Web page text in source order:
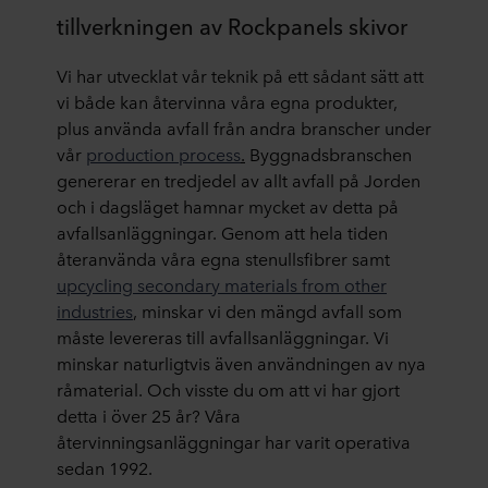
tillverkningen av Rockpanels skivor
Vi har utvecklat vår teknik på ett sådant sätt att
vi både kan återvinna våra egna produkter,
plus använda avfall från andra branscher under
vår production process. Byggnadsbranschen
genererar en tredjedel av allt avfall på Jorden
och i dagsläget hamnar mycket av detta på
avfallsanläggningar. Genom att hela tiden
återanvända våra egna stenullsfibrer samt
upcycling secondary materials from other
industries, minskar vi den mängd avfall som
måste levereras till avfallsanläggningar. Vi
minskar naturligtvis även användningen av nya
råmaterial. Och visste du om att vi har gjort
detta i över 25 år? Våra
återvinningsanläggningar har varit operativa
sedan 1992.